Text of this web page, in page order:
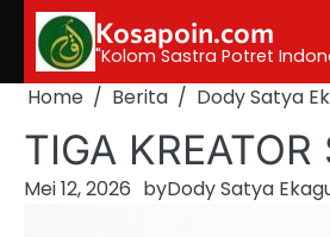
Skip
content
Kosapoin.com
"Kolom Sastra Potret
Home Berita Dody Satya
TIGA
Mei 12, 2026 byDody Satya